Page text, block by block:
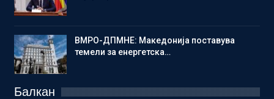
ВМРО-ДПМНЕ: Македонија поставува
темели за енергетска…
Балкан